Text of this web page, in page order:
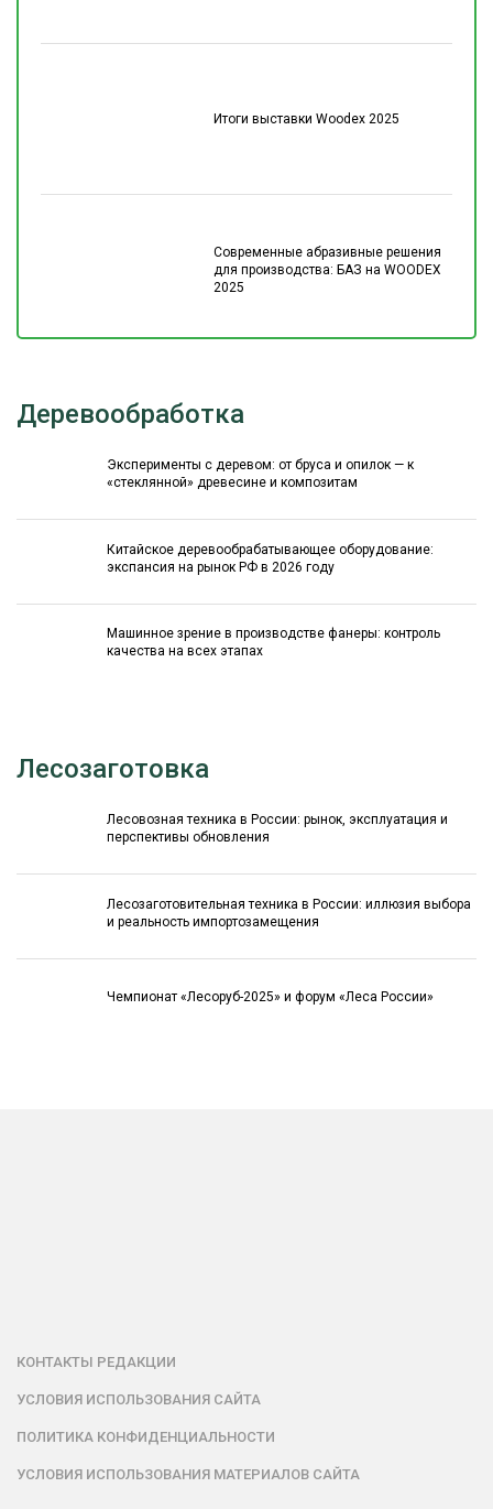
Итоги выставки Woodex 2025
Современные абразивные решения
для производства: БАЗ на WOODEX
2025
Деревообработка
Эксперименты с деревом: от бруса и опилок — к
«стеклянной» древесине и композитам
Китайское деревообрабатывающее оборудование:
экспансия на рынок РФ в 2026 году
Машинное зрение в производстве фанеры: контроль
качества на всех этапах
Лесозаготовка
Лесовозная техника в России: рынок, эксплуатация и
перспективы обновления
Лесозаготовительная техника в России: иллюзия выбора
и реальность импортозамещения
Чемпионат «Лесоруб-2025» и форум «Леса России»
КОНТАКТЫ РЕДАКЦИИ
УСЛОВИЯ ИСПОЛЬЗОВАНИЯ САЙТА
ПОЛИТИКА КОНФИДЕНЦИАЛЬНОСТИ
УСЛОВИЯ ИСПОЛЬЗОВАНИЯ МАТЕРИАЛОВ САЙТА